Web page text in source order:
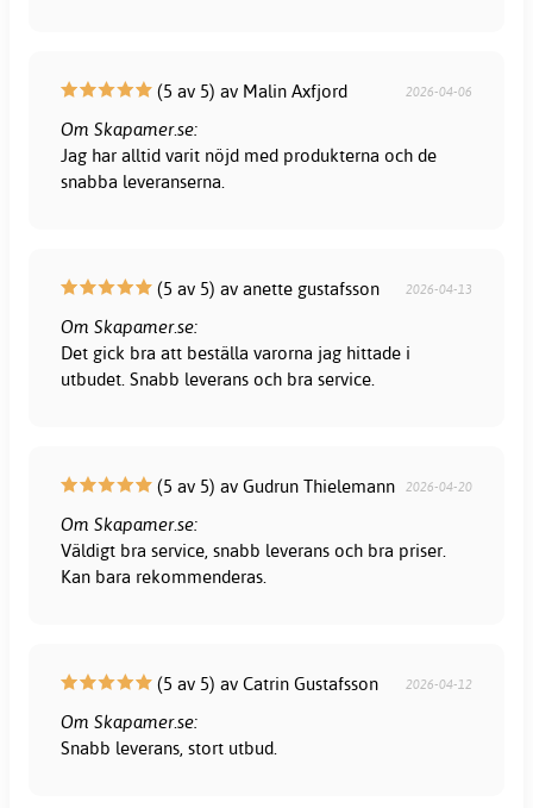
(5 av 5) av Malin Axfjord 2026-04-06
Om Skapamer.se:
Jag har alltid varit nöjd med produkterna och de
snabba leveranserna.
(5 av 5) av anette gustafsson 2026-04-13
Om Skapamer.se:
Det gick bra att beställa varorna jag hittade i
utbudet. Snabb leverans och bra service.
(5 av 5) av Gudrun Thielemann 2026-04-20
Om Skapamer.se:
Väldigt bra service, snabb leverans och bra priser.
Kan bara rekommenderas.
(5 av 5) av Catrin Gustafsson 2026-04-12
Om Skapamer.se:
Snabb leverans, stort utbud.